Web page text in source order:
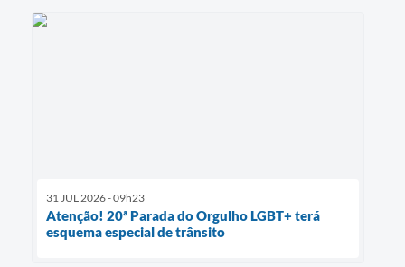
31 JUL 2026 - 09h23
Atenção! 20ª Parada do Orgulho LGBT+ terá
esquema especial de trânsito